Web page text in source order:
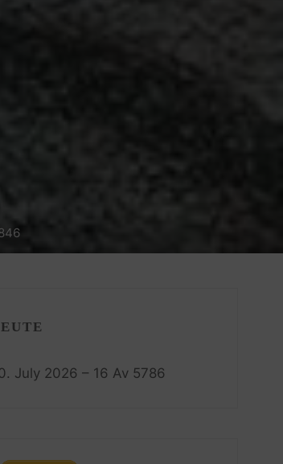
July 2026 – 16 Av 5786